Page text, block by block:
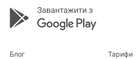
Блог Тарифи